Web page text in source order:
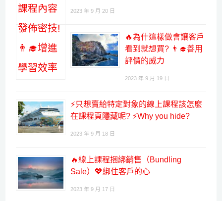
2023 年 9 月 20 日
🔥為什這樣做會讓客戶
看到就想買? 👨‍🎓善用
評價的威力
2023 年 9 月 19 日
⚡只想賣給特定對象的線上課程該怎麼
在課程頁隱藏呢? ⚡Why you hide?
2023 年 9 月 18 日
🔥線上課程捆綁銷售（Bundling
Sale）💖綁住客戶的心
2023 年 9 月 17 日